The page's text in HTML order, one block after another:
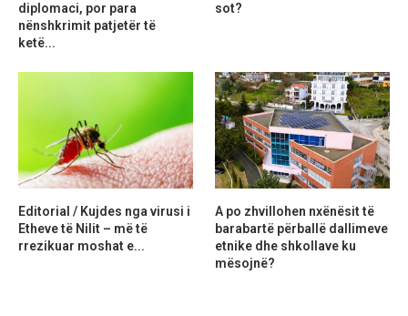
diplomaci, por para
nënshkrimit patjetër të
ketë...
sot?
Editorial / Kujdes nga virusi i
Etheve të Nilit – më të
rrezikuar moshat e...
A po zhvillohen nxënësit të
barabartë përballë dallimeve
etnike dhe shkollave ku
mësojnë?